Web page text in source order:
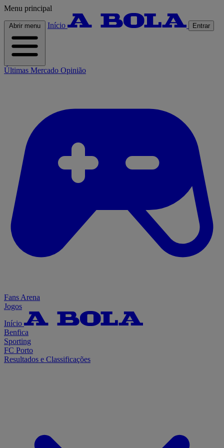
Menu principal
Abrir menu Início Entrar
Últimas Mercado Opinião
Fans Arena
Jogos
Início
Benfica
Sporting
FC Porto
Resultados e Classificações